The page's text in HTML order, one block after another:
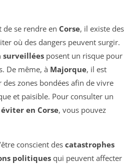
de se rendre en Corse, il existe des
où des dangers peuvent surgir.
surveillées posent un risque pour
De même, à Majorque, il est
zones bondées afin de vivre
et paisible. Pour consulter un
en Corse, vous pouvez
conscient des catastrophes
politiquesqui peuvent affecter